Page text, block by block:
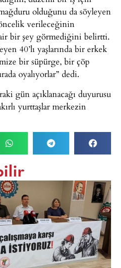
olduğunu da söyleyen
verileceğinin
bir şey görmediğini belirtti.
40’lı yaşlarında bir erkek
bir süpürge, bir çöp
oyalıyorlar” dedi.
gün açıklanacağı duyurusu
yurttaşlar merkezin